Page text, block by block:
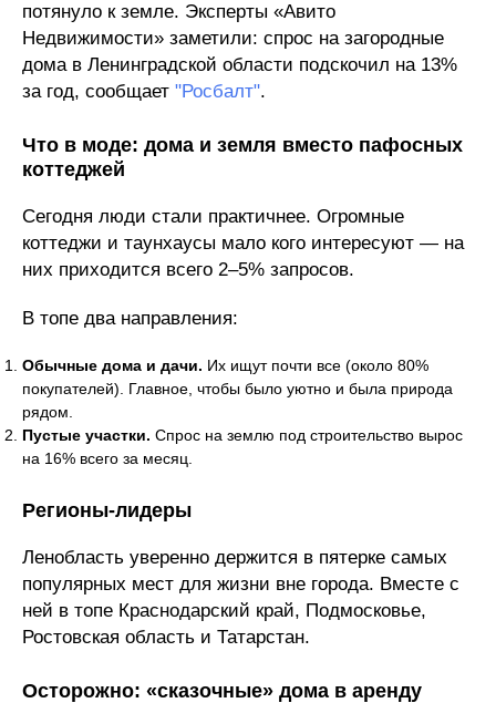
потянуло к земле. Эксперты «Авито
Недвижимости» заметили: спрос на загородные
дома в Ленинградской области подскочил на 13%
за год, сообщает "Росбалт".
Что в моде: дома и земля вместо пафосных
коттеджей
Сегодня люди стали практичнее. Огромные
коттеджи и таунхаусы мало кого интересуют — на
них приходится всего 2–5% запросов.
В топе два направления:
Обычные дома и дачи. Их ищут почти все (около 80%
покупателей). Главное, чтобы было уютно и была природа
рядом.
Пустые участки. Спрос на землю под строительство вырос
на 16% всего за месяц.
Регионы-лидеры
Ленобласть уверенно держится в пятерке самых
популярных мест для жизни вне города. Вместе с
ней в топе Краснодарский край, Подмосковье,
Ростовская область и Татарстан.
Осторожно: «сказочные» дома в аренду